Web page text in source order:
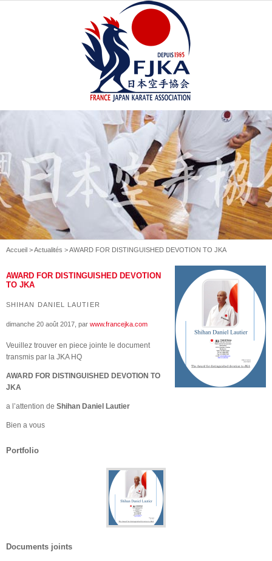
Accueil >Actualités > AWARD FOR DISTINGUISHED DEVOTION TO JKA
AWARD FOR DISTINGUISHED DEVOTION
TO JKA
SHIHAN DANIEL LAUTIER
dimanche 20 août 2017 , par www.francejka.com
Veuillez trouver en piece jointe le document
transmis par la JKA HQ
AWARD FOR DISTINGUISHED DEVOTION TO
JKA
a l’attention de Shihan Daniel Lautier
Bien a vous
Portfolio
Documents joints